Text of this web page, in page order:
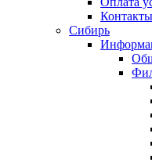
Контакты
Сибирь